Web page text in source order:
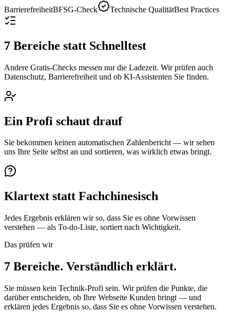
BarrierefreiheitBFSG-Check Technische QualitätBest Practices
7 Bereiche statt Schnelltest
Andere Gratis-Checks messen nur die Ladezeit. Wir prüfen auch
Datenschutz, Barrierefreiheit und ob KI-Assistenten Sie finden.
Ein Profi schaut drauf
Sie bekommen keinen automatischen Zahlenbericht — wir sehen
uns Ihre Seite selbst an und sortieren, was wirklich etwas bringt.
Klartext statt Fachchinesisch
Jedes Ergebnis erklären wir so, dass Sie es ohne Vorwissen
verstehen — als To-do-Liste, sortiert nach Wichtigkeit.
Das prüfen wir
7 Bereiche. Verständlich erklärt.
Sie müssen kein Technik-Profi sein. Wir prüfen die Punkte, die
darüber entscheiden, ob Ihre Webseite Kunden bringt — und
erklären jedes Ergebnis so, dass Sie es ohne Vorwissen verstehen.